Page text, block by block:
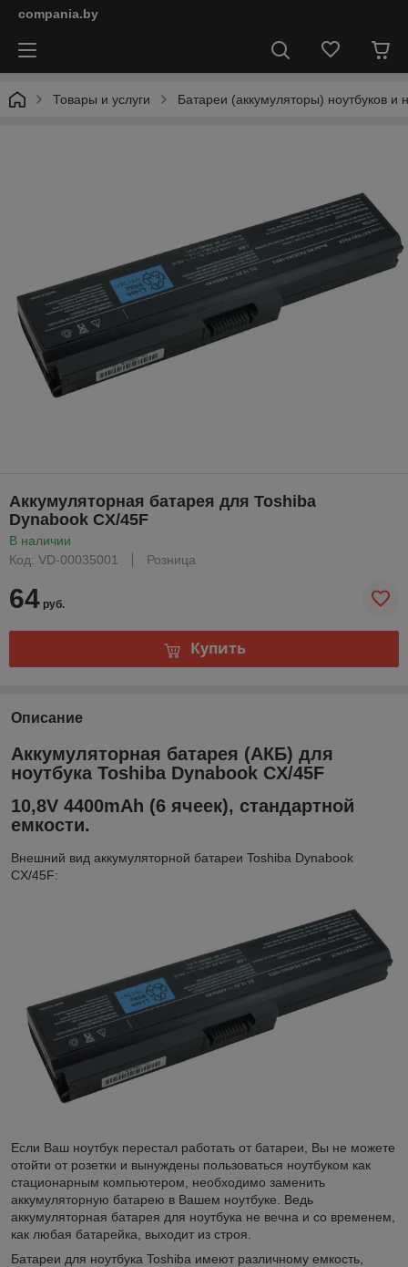
compania.by
Товары и услуги Батареи (аккумуляторы) ноутбуков и
Аккумуляторная батарея для Toshiba
Dynabook CX/45F
В наличии
Код: VD-00035001
Розница
64 руб.
Купить
Описание
Аккумуляторная батарея (АКБ) для
ноутбука Toshiba Dynabook CX/45F
10,8V 4400mAh (6 ячеек), стандартной
емкости.
Внешний вид аккумуляторной батареи Toshiba Dynabook
CX/45F:
Если Ваш ноутбук перестал работать от батареи, Вы не можете
отойти от розетки и вынуждены пользоваться ноутбуком как
стационарным компьютером, необходимо заменить
аккумуляторную батарею в Вашем ноутбуке. Ведь
аккумуляторная батарея для ноутбука не вечна и со временем,
как любая батарейка, выходит из строя.
Батареи для ноутбука Toshiba имеют различному емкость,